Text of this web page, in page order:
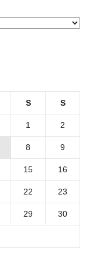
S S
1 2
8 9
15 16
22 23
29 30